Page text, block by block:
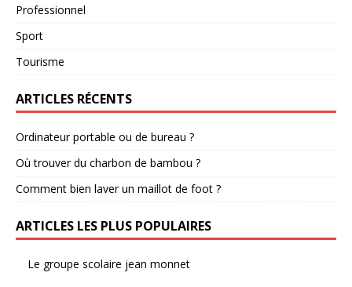
Professionnel
Sport
Tourisme
ARTICLES RÉCENTS
Ordinateur portable ou de bureau ?
Où trouver du charbon de bambou ?
Comment bien laver un maillot de foot ?
ARTICLES LES PLUS POPULAIRES
Le groupe scolaire jean monnet